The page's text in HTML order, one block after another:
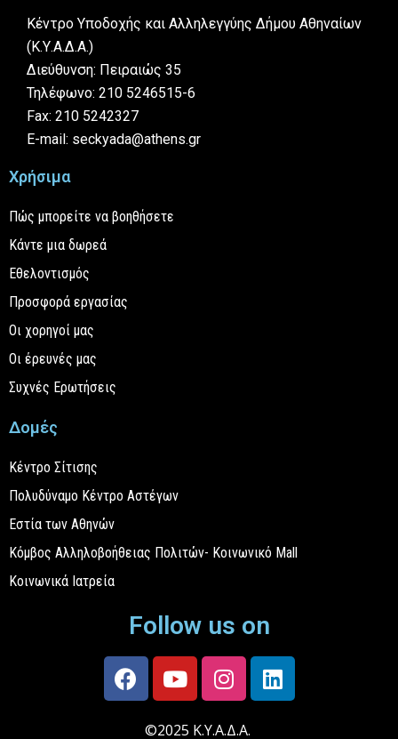
Κέντρο Υποδοχής και Αλληλεγγύης Δήμου Αθηναίων
(Κ.Υ.Α.Δ.Α.)
Διεύθυνση: Πειραιώς 35
Τηλέφωνο: 210 5246515-6
Fax: 210 5242327
E-mail: seckyada@athens.gr
Χρήσιμα
Πώς μπορείτε να βοηθήσετε
Κάντε μια δωρεά
Εθελοντισμός
Προσφορά εργασίας
Οι χορηγοί μας
Οι έρευνές μας
Συχνές Ερωτήσεις
Δομές
Κέντρο Σίτισης
Πολυδύναμο Κέντρο Αστέγων
Εστία των Αθηνών
Κόμβος Αλληλοβοήθειας Πολιτών- Κοινωνικό Mall
Κοινωνικά Ιατρεία
Follow us on
©2025 Κ.Υ.Α.Δ.Α.